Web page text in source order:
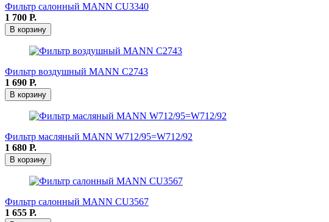
Фильтр салонный MANN CU3340
1 700 Р.
В корзину
Фильтр воздушный MANN C2743
1 690 Р.
В корзину
Фильтр масляный MANN W712/95=W712/92
1 680 Р.
В корзину
Фильтр салонный MANN CU3567
1 655 Р.